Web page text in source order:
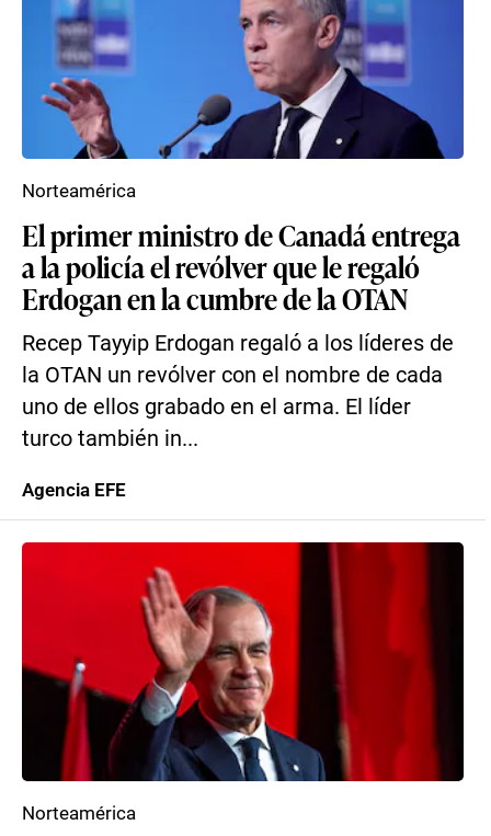
El primer ministro de Canadá entrega
a la policía el revólver que le regaló
Erdogan en la cumbre de la OTAN
Recep Tayyip Erdogan regaló a los líderes de
la OTAN un revólver con el nombre de cada
uno de ellos grabado en el arma. El líder
turco también in...
Norteamérica
Agencia EFE
Norteamérica